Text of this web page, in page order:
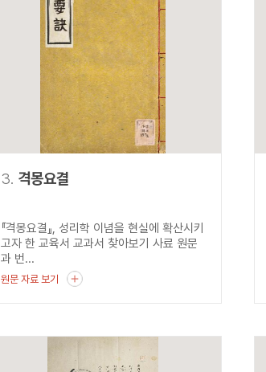
3. 격몽요결
『격몽요결』, 성리학 이념을 현실에 확산시키
고자 한 교육서 교과서 찾아보기 사료 원문
과 번...
원문 자료 보기